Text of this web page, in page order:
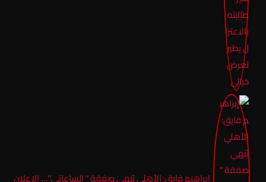
إبراهيم فايق: الأهلي يُنهي صفقة ” الساعاتي”… الإعلان